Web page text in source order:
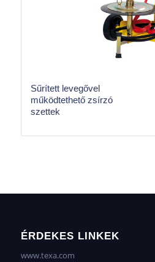
Sűrített levegővel
működtethető zsírzó
szettek
ÉRDEKES LINKEK
www.texa.com